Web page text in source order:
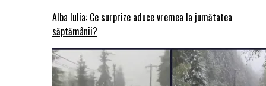
Alba Iulia: Ce surprize aduce vremea la jumătatea
săptămânii?